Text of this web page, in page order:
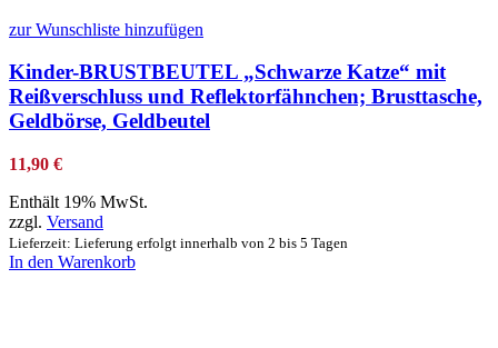
zur Wunschliste hinzufügen
Kinder-BRUSTBEUTEL „Schwarze Katze“ mit
Reißverschluss und Reflektorfähnchen; Brusttasche,
Geldbörse, Geldbeutel
11,90 €
Enthält 19% MwSt.
zzgl. Versand
Lieferzeit: Lieferung erfolgt innerhalb von 2 bis 5 Tagen
In den Warenkorb